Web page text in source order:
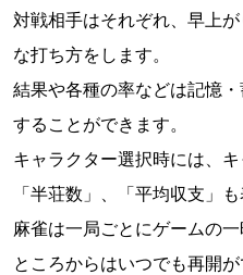
対戦相手はそれぞれ、早上
な打ち方をします。
結果や各種の率などは記憶
することができます。
キャラクター選択時には、キ
「半荘数」、「平均収支」も
麻雀は一局ごとにゲームの
ところからはいつでも再開が